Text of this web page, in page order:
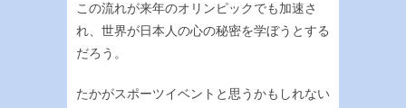
この流れが来年のオリンピックでも加速さ
れ、世界が日本人の心の秘密を学ぼうとする
だろう。
たかがスポーツイベントと思うかもしれない